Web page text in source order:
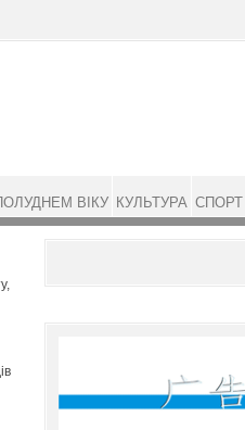
ВІКУ КУЛЬТУРА СПОРТ